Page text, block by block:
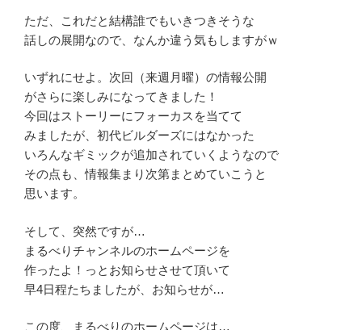
ただ、これだと結構誰でもいきつきそうな
話しの展開なので、なんか違う気もしますがｗ
いずれにせよ。次回（来週月曜）の情報公開
がさらに楽しみになってきました！
今回はストーリーにフォーカスを当てて
みましたが、初代ビルダーズにはなかった
いろんなギミックが追加されていくようなので
その点も、情報集まり次第まとめていこうと
思います。
そして、突然ですが…
まるべりチャンネルのホームページを
作ったよ！っとお知らせさせて頂いて
早4日程たちましたが、お知らせが…
この度、まるべりのホームページは…